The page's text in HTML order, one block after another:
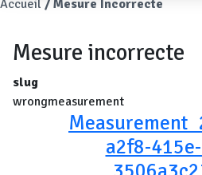
Fil d'Ariane
Accueil Mesure Incorrecte
Mesure incorrecte
slug
wrongmeasurement
a2f8-